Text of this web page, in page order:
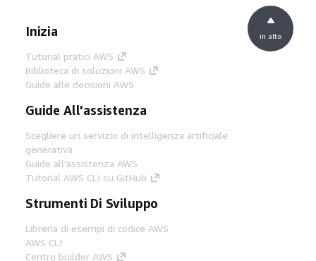
Inizia
Tutorial pratici AWS
Biblioteca di soluzioni AWS
Guide alle decisioni AWS
Guide All'assistenza
Scegliere un servizio di intelligenza artificiale
generativa
Guide all'assistenza AWS
Tutorial AWS CLI su GitHub
Strumenti Di Sviluppo
Libreria di esempi di codice AWS
AWS CLI
Centro builder AWS
in alto